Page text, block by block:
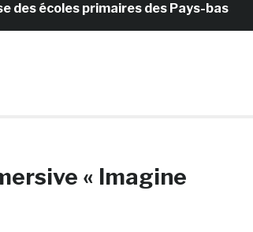
écoles primaires des Pays-bas il
« Imagine